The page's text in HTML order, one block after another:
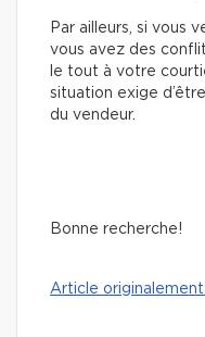
Par ailleurs, si vous
vous avez des
le tout à votre
situation exige
du vendeur.
Bonne recherche!
Article